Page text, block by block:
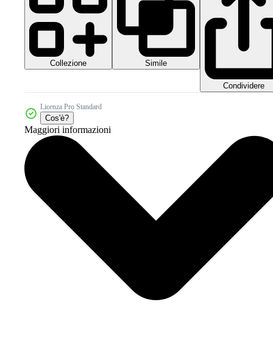
Collezione Simile
Condividere
Licenza Pro Standard
Cos'è?
Maggiori informazioni